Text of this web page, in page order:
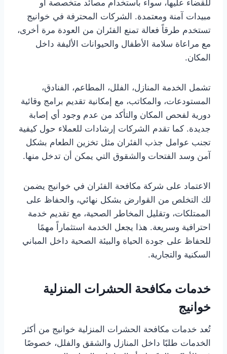
للقضاء عليها، سواء باستخدام مصائد متخصصة أو
مبيدات آمنة ومعتمدة. الشركات المحترفة في خوانيج
تستخدم طرقاً فعالة تمنع الفئران من العودة مرة أخرى،
مع مراعاة سلامة الأطفال والحيوانات الأليفة داخل
المكان.
تشمل الخدمة المنازل، الفلل، المطاعم، الفنادق،
المستودعات، والمكاتب، مع إمكانية تقديم برامج وقائية
دورية لفحص المكان والتأكد من عدم وجود أي إصابة
جديدة. كما تقدم الشركات إرشادات للعملاء حول كيفية
تجنب عوامل جذب الفئران مثل تخزين الطعام بشكل
آمن وسد الفتحات والشقوق التي يمكن أن تدخل منها.
الاعتماد على شركة مكافحة الفئران في خوانيج يضمن
لك التخلص من القوارض بشكل نهائي، والحفاظ على
الممتلكات، وتقليل المخاطر الصحية، مع تقديم خدمة
احترافية وسريعة. هذا يجعل الخدمة استثماراً مهمًا
للحفاظ على جودة الحياة والبيئة الصحية داخل المباني
السكنية والتجارية.
خدمات مكافحة الحشرات المنزلية
خوانيج
تُعد خدمات مكافحة الحشرات المنزلية خوانيج من أكثر
الخدمات طلبًا داخل المنازل والشقق والفلل، خصوصًا